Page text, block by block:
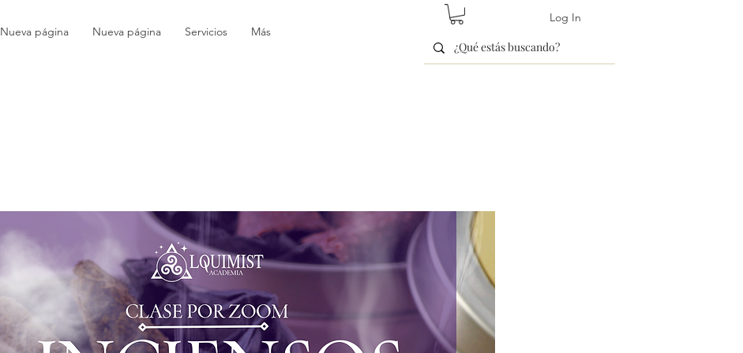
Nueva página Nueva página Servicios Más
Log In